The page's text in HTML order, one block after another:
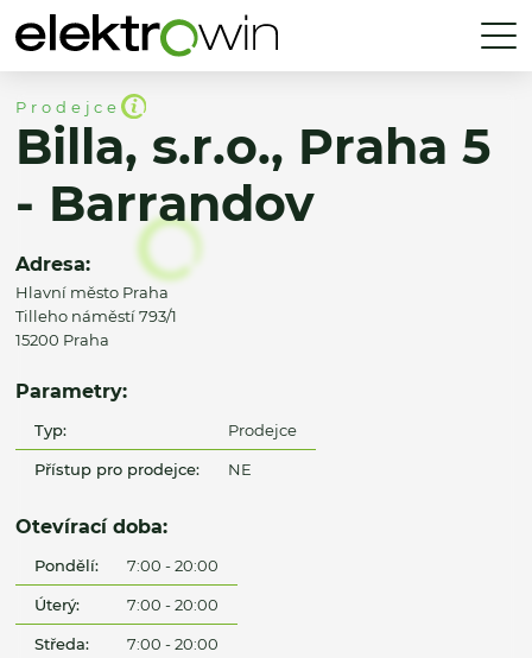
Prodejce
Billa, s.r.o., Praha 5
- Barrandov
Adresa:
Hlavní město Praha
Tilleho náměstí 793/1
15200 Praha
Parametry:
Typ: Prodejce
Přístup pro prodejce: NE
Otevírací doba:
Pondělí: 7:00 - 20:00
Úterý: 7:00 - 20:00
Středa: 7:00 - 20:00